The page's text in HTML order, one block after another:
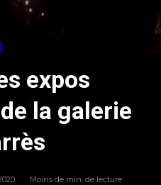
expos
la galerie
Moins de min. de lecture